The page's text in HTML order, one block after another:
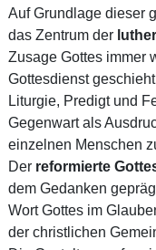
Auf Grundlage dieser
das Zentrum der
Zusage Gottes immer
Gottesdienst
Liturgie, Predigt und
Gegenwart als
einzelnen Menschen
Der reformierte
dem Gedanken
Wort Gottes im
der christlichen